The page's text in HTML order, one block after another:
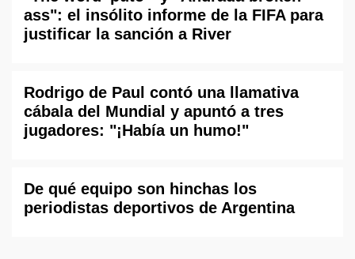
ass": el insólito informe de la FIFA para
justificar la sanción a River
Rodrigo de Paul contó una llamativa
cábala del Mundial y apuntó a tres
jugadores: "¡Había un humo!"
De qué equipo son hinchas los
periodistas deportivos de Argentina